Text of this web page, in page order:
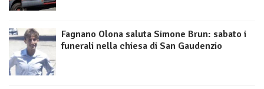
Fagnano Olona saluta Simone Brun: sabato i
funerali nella chiesa di San Gaudenzio